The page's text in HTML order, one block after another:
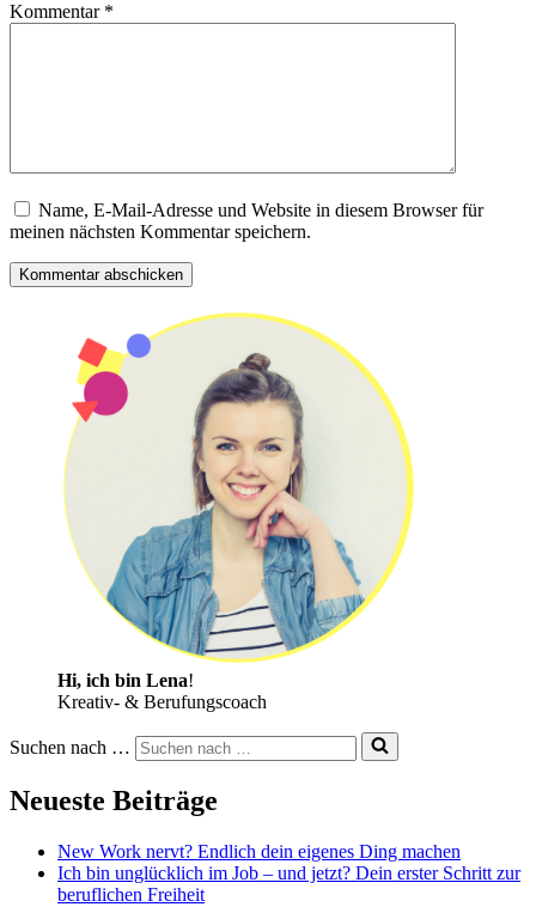
Kommentar *
Name, E-Mail-Adresse und Website in diesem Browser für
meinen nächsten Kommentar speichern.
Hi, ich bin Lena!
Kreativ- & Berufungscoach
Suchen nach …
Neueste Beiträge
New Work nervt? Endlich dein eigenes Ding machen
Ich bin unglücklich im Job – und jetzt? Dein erster Schritt zur
beruflichen Freiheit​